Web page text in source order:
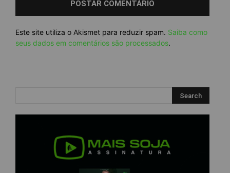
Este site utiliza o Akismet para reduzir spam. Saiba como
seus dados em comentários são processados.